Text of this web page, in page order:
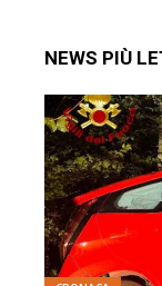
NEWS PIÙ